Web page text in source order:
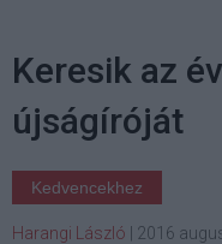
Keresik az
újságíróját
Kedvencekhez
Harangi László 2016